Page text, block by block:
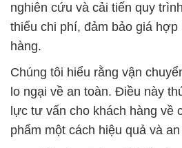
nghiên cứu và cải tiến quy
thiểu chi phí, đảm bảo giá hợp
hàng.
Chúng tôi hiểu rằng vận
lo ngại về an toàn. Điều này
lực tư vấn cho khách hàng về
phẩm một cách hiệu quả và